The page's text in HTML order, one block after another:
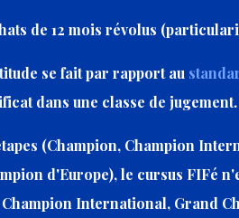
de 12 mois révolus
se fait par rapport au
dans une classe de jugement.
(Champion, Champion
d'Europe), le cursus FIFé
International, Grand